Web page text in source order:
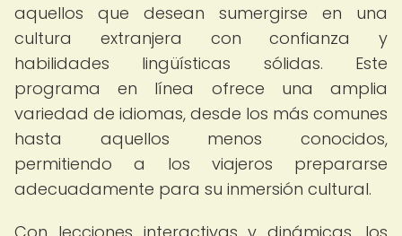
aquellos que desean sumergirse en una
cultura extranjera con confianza y
habilidades lingüísticas sólidas. Este
programa en línea ofrece una amplia
variedad de idiomas, desde los más comunes
hasta aquellos menos conocidos,
permitiendo a los viajeros prepararse
adecuadamente para su inmersión cultural.